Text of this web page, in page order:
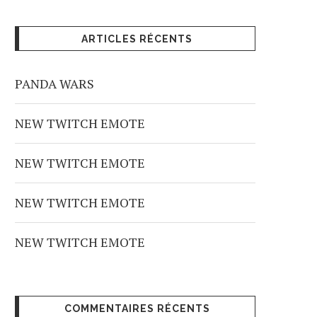
ARTICLES RÉCENTS
PANDA WARS
NEW TWITCH EMOTE
NEW TWITCH EMOTE
NEW TWITCH EMOTE
NEW TWITCH EMOTE
COMMENTAIRES RÉCENTS